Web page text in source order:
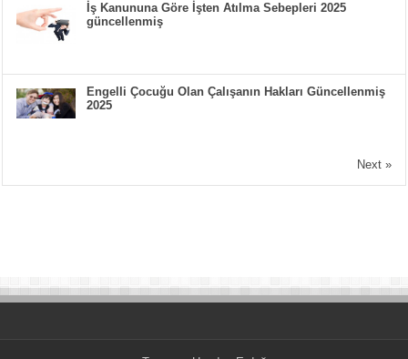
İş Kanununa Göre İşten Atılma Sebepleri 2025
güncellenmiş
Engelli Çocuğu Olan Çalışanın Hakları Güncellenmiş
2025
Next »